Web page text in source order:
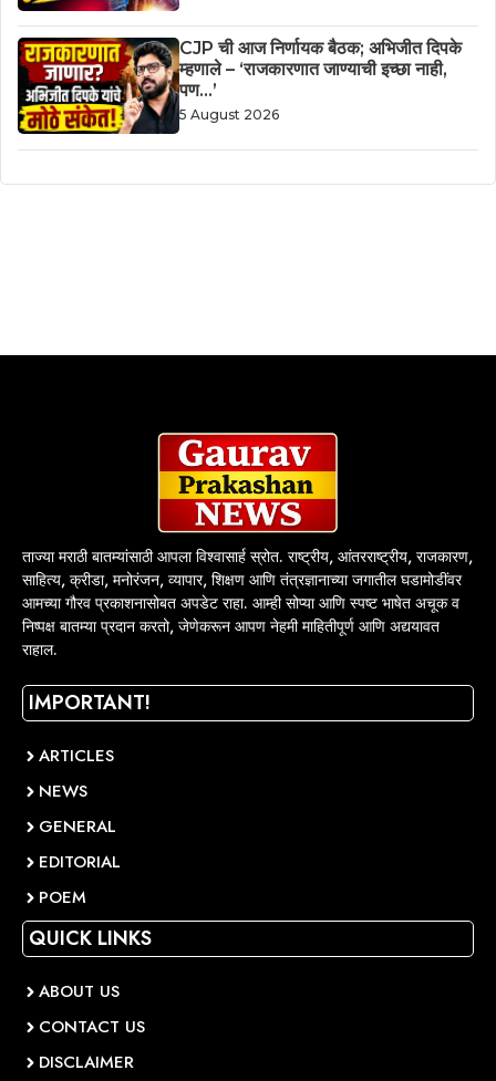
CJP ची आज निर्णायक बैठक; अभिजीत दिपके
म्हणाले – ‘राजकारणात जाण्याची इच्छा नाही,
पण…’
5 August 2026
ताज्या मराठी बातम्यांसाठी आपला विश्वासार्ह स्रोत. राष्ट्रीय, आंतरराष्ट्रीय, राजकारण,
साहित्य, क्रीडा, मनोरंजन, व्यापार, शिक्षण आणि तंत्रज्ञानाच्या जगातील घडामोडींवर
आमच्या गौरव प्रकाशनासोबत अपडेट राहा. आम्ही सोप्या आणि स्पष्ट भाषेत अचूक व
निष्पक्ष बातम्या प्रदान करतो, जेणेकरून आपण नेहमी माहितीपूर्ण आणि अद्ययावत
राहाल.
IMPORTANT!
ARTICLES
NEWS
GENERAL
EDITORIAL
POEM
QUICK LINKS
ABOUT US
CONTACT US
DISCLAIMER